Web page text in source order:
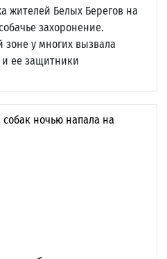
жителей Белых Берегов на
захоронение.
у многих вызвала
ее защитники